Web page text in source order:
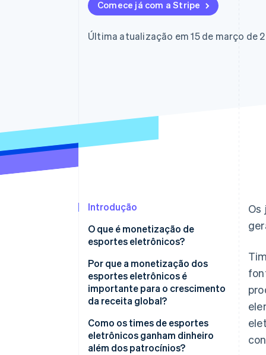
Otimizações de aceitação
Checkout acelerado
Comece já com a Stripe
Última atualização em 15 de março de
Introdução
O que é monetização de
esportes eletrônicos?
Por que a monetização dos
esportes eletrônicos é
importante para o crescimento
da receita global?
Como os times de esportes
eletrônicos ganham dinheiro
além dos patrocínios?
Os